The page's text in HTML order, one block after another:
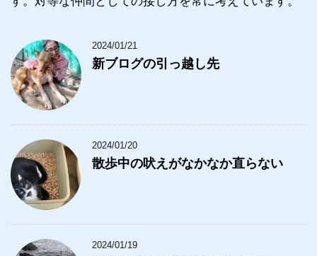
2024/01/21
新ブログの引っ越し先
2024/01/20
散歩中の吠えがなかなか直らない
2024/01/19